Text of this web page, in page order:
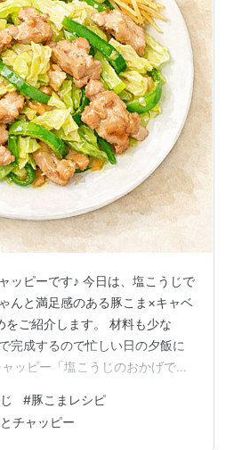
ッピーです♪ 今日は、塩こうじで
んと満足感のある豚こま×キャベ
をご紹介します。 材料も少な
完成するので忙しい日の夕飯に
ッピー「塩こうじのおかげで、
・キャベツ：たっぷり・ピーマ
おろし or チューブ）：適量 調
#豚こまレシピ
チャッピー